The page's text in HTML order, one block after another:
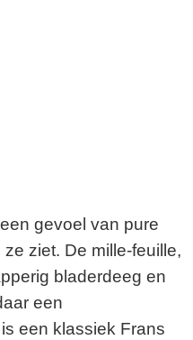
gevoel van pure
ziet. De mille-feuille,
bladerdeeg en
een
een klassiek Frans